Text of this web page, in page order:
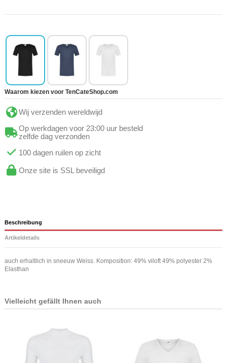
Waarom kiezen voor TenCateShop.com
Wij verzenden wereldwijd
Op werkdagen voor 23:00 uur besteld
zelfde dag verzonden
100 dagen ruilen op zicht
Onze site is SSL beveiligd
Beschreibung
Artikeldetails
auch erhaltlich in sneeuw Weiss. Komposition: 49% viloft 49% polyester 2%
Elasthan
Vielleicht gefällt Ihnen auch